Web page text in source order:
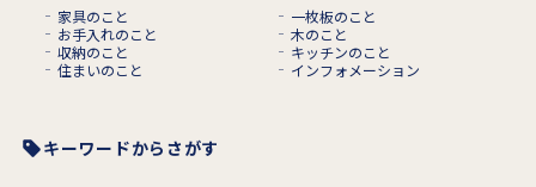
家具のこと
一枚板のこと
お手入れのこと
木のこと
収納のこと
キッチンのこと
住まいのこと
インフォメーション
キーワードからさがす